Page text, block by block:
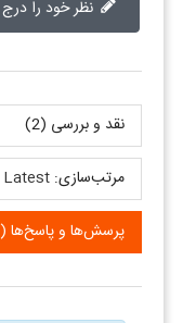
نقد و بررسی‌‌ (2)
پرسش‌ها و پاسخ‌ها (0)
مرتب‌سازی: Latest